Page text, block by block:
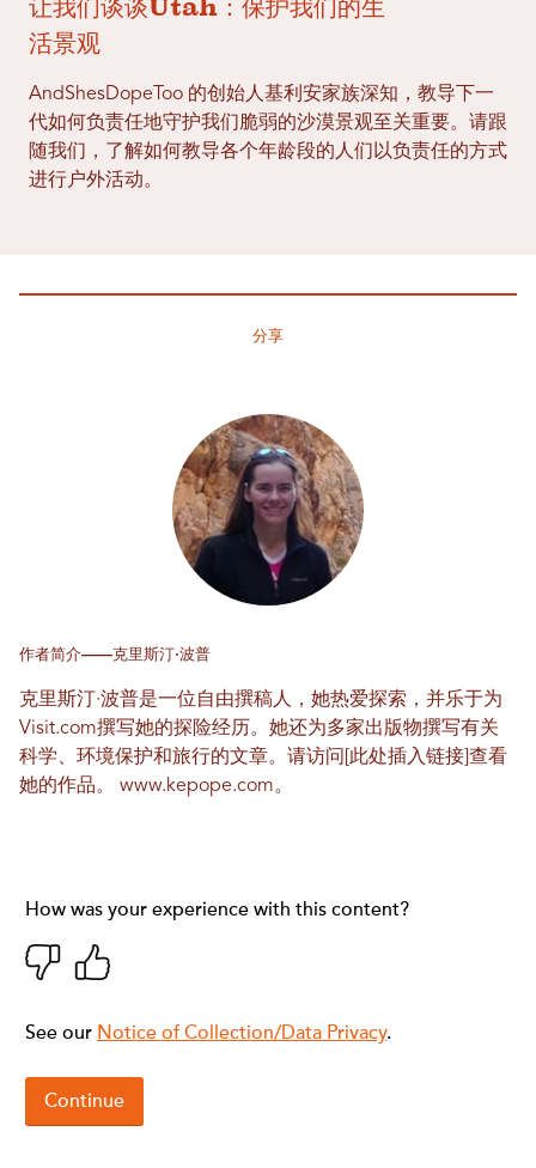
让我们谈谈Utah：保护我们的生
活景观
AndShesDopeToo 的创始人基利安家族深知，教导下一
代如何负责任地守护我们脆弱的沙漠景观至关重要。请跟
随我们，了解如何教导各个年龄段的人们以负责任的方式
进行户外活动。
分享
作者简介——克里斯汀·波普
克里斯汀·波普是一位自由撰稿人，她热爱探索，并乐于为
Visit.com撰写她的探险经历。她还为多家出版物撰写有关
科学、环境保护和旅行的文章。请访问[此处插入链接]查看
她的作品。 www.kepope.com。